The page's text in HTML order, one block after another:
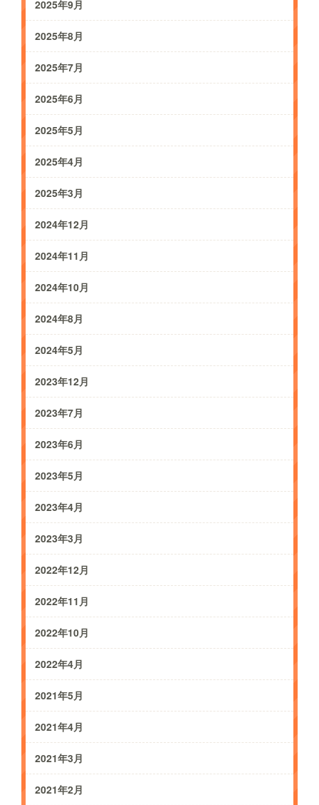
2025年9月
2025年8月
2025年7月
2025年6月
2025年5月
2025年4月
2025年3月
2024年12月
2024年11月
2024年10月
2024年8月
2024年5月
2023年12月
2023年7月
2023年6月
2023年5月
2023年4月
2023年3月
2022年12月
2022年11月
2022年10月
2022年4月
2021年5月
2021年4月
2021年3月
2021年2月